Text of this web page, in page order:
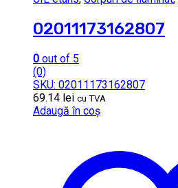
02011173162807
0 out of 5
(0)
SKU: 02011173162807
69.14 lei cu TVA
Adaugă în coș